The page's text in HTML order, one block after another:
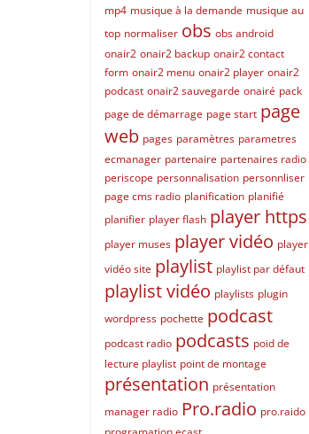
mp4 musique à la demande musique au
top normaliser obs obs android
onair2 onair2 backup onair2 contact
form onair2 menu onair2 player onair2
podcast onair2 sauvegarde onairé pack
page de démarrage page start page
web pages paramètres parametres
ecmanager partenaire partenaires radio
periscope personnalisation personnliser
page cms radio planification planifié
planifier player flash player https
player muses player vidéo player
vidéo site playlist playlist par défaut
playlist vidéo playlists plugin
wordpress pochette podcast
podcast radio podcasts poid de
lecture playlist point de montage
présentation présentation
manager radio Pro.radio pro.raido